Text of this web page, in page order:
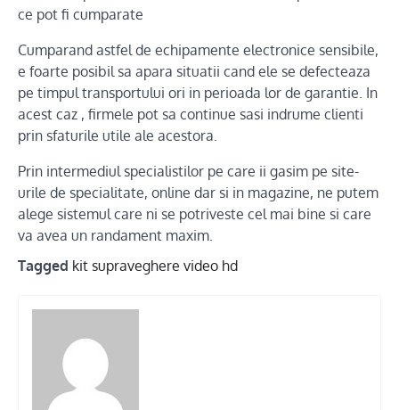
ce pot fi cumparate
Cumparand astfel de echipamente electronice sensibile,
e foarte posibil sa apara situatii cand ele se defecteaza
pe timpul transportului ori in perioada lor de garantie. In
acest caz , firmele pot sa continue sasi indrume clienti
prin sfaturile utile ale acestora.
Prin intermediul specialistilor pe care ii gasim pe site-
urile de specialitate, online dar si in magazine, ne putem
alege sistemul care ni se potriveste cel mai bine si care
va avea un randament maxim.
Tagged kit supraveghere video hd